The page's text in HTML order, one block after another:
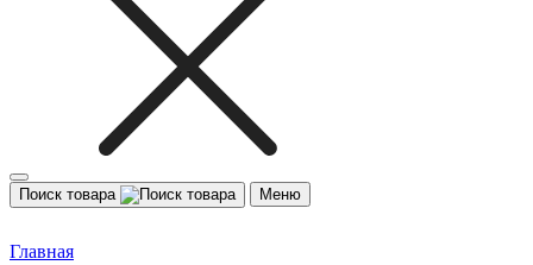
Поиск товара Меню
Главная